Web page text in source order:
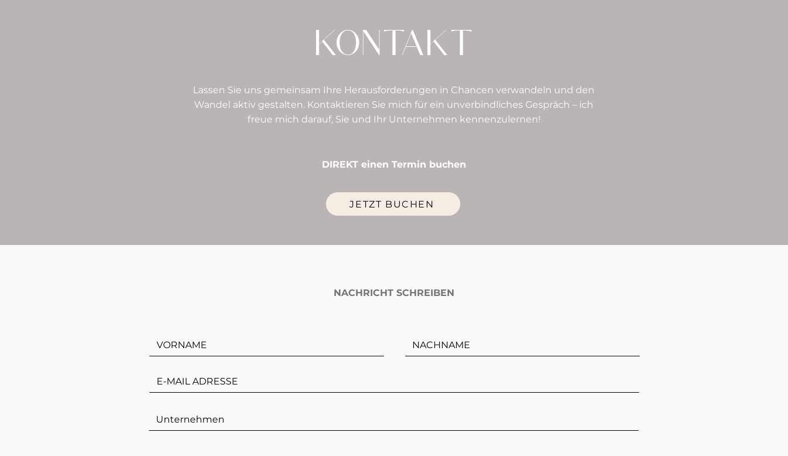
KONTAKT
Lassen Sie uns gemeinsam Ihre Herausforderungen in Chancen verwandeln und den
Wandel aktiv gestalten. Kontaktieren Sie mich für ein unverbindliches Gespräch – ich
freue mich darauf, Sie und Ihr Unternehmen kennenzulernen!
DIREKT einen Termin buchen
JETZT BUCHEN
NACHRICHT SCHREIBEN